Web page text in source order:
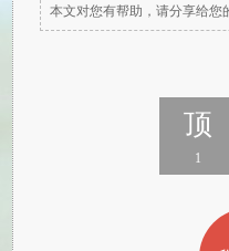
本文对您有帮助，请分享给您
顶
1